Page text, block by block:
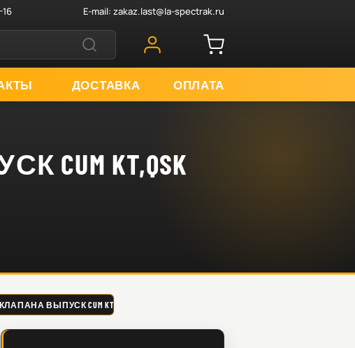
E-mail: zakaz.last@la-spectrak.ru
ДОСТАВКА ОПЛАТА
KT,QSK
ВЫПУСК CUM KT,QSK MC BEE